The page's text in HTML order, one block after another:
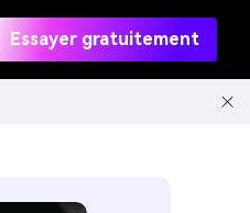
Essayer gratuitement